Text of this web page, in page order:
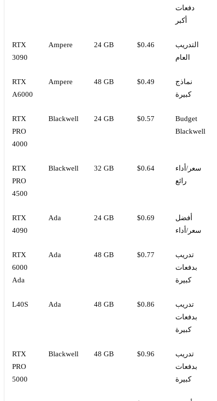
دفعات
أكبر
RTX
3090
Ampere 24 GB $0.46
التدريب
العام
RTX
A6000
Ampere 48 GB $0.49
نماذج
كبيرة
RTX
PRO
4000
Blackwell 24 GB $0.57
Budget
Blackwell
RTX
PRO
4500
Blackwell 32 GB $0.64
سعر/أداء
رائع
RTX
4090
Ada 24 GB $0.69
أفضل
سعر/أداء
RTX
6000
Ada
Ada 48 GB $0.77
تدريب
بدفعات
كبيرة
L40S Ada 48 GB $0.86
تدريب
بدفعات
كبيرة
RTX
PRO
5000
Blackwell 48 GB $0.96
تدريب
بدفعات
كبيرة